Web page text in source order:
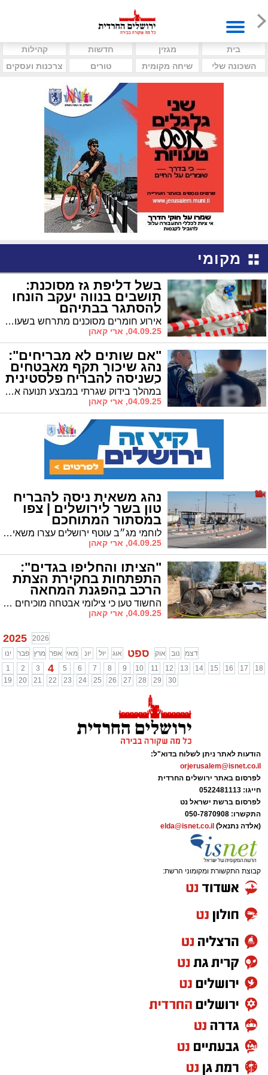
בית מגזין חדשות
קהילות
השכונה שלי
שיחה מקומית טורים צרכנות ועסקים
מקומי
בשל דליפת גז מסוכנת:
תושבים בנווה יעקב הונחו
להסתגר בבתיהם
אירוע חומרים מסוכנים מתרחש בשעות האחרונות בשכונת נווה יעקב בירושלים • תושבים באיזור נקראו להסתגר בבתיהם מחשש לסכנה נשימתית רעילה
04.09.25, ארי קאהן
"אם שותים לא מבריחים":
נהג שיכור תקף מאבטחים
כשניסה להבריח פלסטינית
לי-ם במהלך בידוק שגרתי במבצע תנועה ארצי – לוחמי מג"ב ושוטרי מחוז ש"י עצרו נהג תושב מזרח ירושלים שנמצא בגילופין • ברכבו אותרה תושבת עזה שניסתה להיכנס לישראל עם תעודת זהות מזויפת
04.09.25, ארי קאהן
נהג משאית ניסה להבריח
טון בשר לירושלים | צפו
במסתור המתוחכם
לוחמי מג״ב עוטף ירושלים עצרו משאית שהסתירה יותר מטון של בשר בלתי מפוקח • הבשר הוברח בתנאים ירודים והיווה סכנה לבריאות הציבור
04.09.25, ארי קאהן
"הציתו והחליפו בגדים":
התפתחות בחקירת הצתת
הרכב בהפגנת המחאה
בירושלים החשוד טען כי צילומי אבטחה מוכיחים שלא יצא מביתו בזמן ההצתה • במשטרה מעריכים כי מדובר בהצתה מתוחכמת שבוצעה באמצעות התחפשות
04.09.25, ארי קאהן
2025
2026
ינו
פבר מרץ אפר מאי יונ יול אוג ספט אוק נוב
דצמ
1
2 3 4 5 6 7 8 9 10 11 12 13 14 15 16 17
18
19
20 21 22 23 24 25 26 27 28 29 30
הודעות לאתר ניתן לשלוח בדוא"ל:
orjerusalem@isnet.co.il
לפרסום באתר ירושלים החרדית
חייגו: 0522481113
לפרסום ברשת ישראל נט
התקשרו: 050-7870908
(אלדה נתנאל) elda@isnet.co.il
קבוצת התקשורת ומקומוני הרשת: